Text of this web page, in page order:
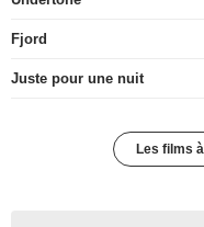
Fjord
Juste pour une nuit
Les films